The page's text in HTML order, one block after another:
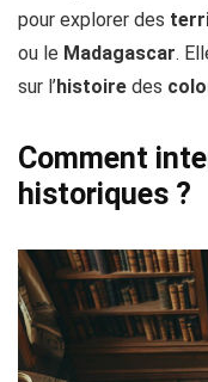
pour explorer des
ou le Madagascar.
sur l’histoire des
Comment
historiques ?